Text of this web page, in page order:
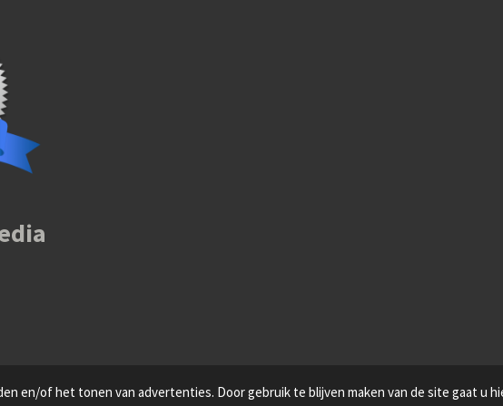
en/of het tonen van advertenties. Door gebruik te blijven maken van de site gaat u